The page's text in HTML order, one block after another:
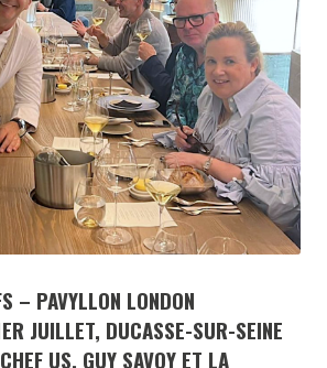
– PAVYLLON LONDON
JUILLET, DUCASSE-SUR-SEINE
US, GUY SAVOY ET LA